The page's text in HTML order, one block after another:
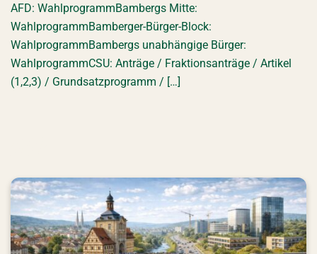
AFD: WahlprogrammBambergs Mitte:
WahlprogrammBamberger-Bürger-Block:
WahlprogrammBambergs unabhängige Bürger:
WahlprogrammCSU: Anträge / Fraktionsanträge / Artikel
(1,2,3) / Grundsatzprogramm / […]